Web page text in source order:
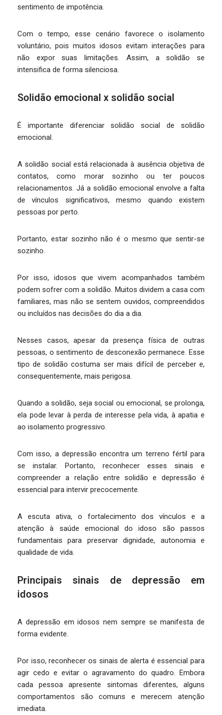
sentimento de impotência.
Com o tempo, esse cenário favorece o isolamento
voluntário, pois muitos idosos evitam interações para
não expor suas limitações. Assim, a solidão se
intensifica de forma silenciosa.
Solidão emocional x solidão social
É importante diferenciar solidão social de solidão
emocional.
A solidão social está relacionada à ausência objetiva de
contatos, como morar sozinho ou ter poucos
relacionamentos. Já a solidão emocional envolve a falta
de vínculos significativos, mesmo quando existem
pessoas por perto.
Portanto, estar sozinho não é o mesmo que sentir-se
sozinho.
Por isso, idosos que vivem acompanhados também
podem sofrer com a solidão. Muitos dividem a casa com
familiares, mas não se sentem ouvidos, compreendidos
ou incluídos nas decisões do dia a dia.
Nesses casos, apesar da presença física de outras
pessoas, o sentimento de desconexão permanece. Esse
tipo de solidão costuma ser mais difícil de perceber e,
consequentemente, mais perigosa.
Quando a solidão, seja social ou emocional, se prolonga,
ela pode levar à perda de interesse pela vida, à apatia e
ao isolamento progressivo.
Com isso, a depressão encontra um terreno fértil para
se instalar. Portanto, reconhecer esses sinais e
compreender a relação entre solidão e depressão é
essencial para intervir precocemente.
A escuta ativa, o fortalecimento dos vínculos e a
atenção à saúde emocional do idoso são passos
fundamentais para preservar dignidade, autonomia e
qualidade de vida.
Principais sinais de depressão em
idosos
A depressão em idosos nem sempre se manifesta de
forma evidente.
Por isso, reconhecer os sinais de alerta é essencial para
agir cedo e evitar o agravamento do quadro. Embora
cada pessoa apresente sintomas diferentes, alguns
comportamentos são comuns e merecem atenção
imediata.